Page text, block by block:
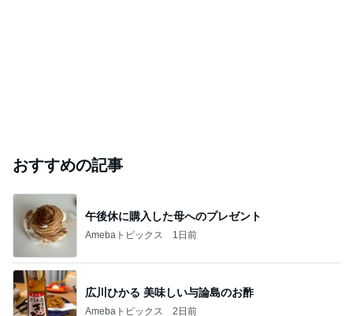
おすすめの記事
午後休に購入した母へのプレゼント
Amebaトピックス 1日前
広川ひかる 美味しい与論島のお酢
Amebaトピックス 2日前